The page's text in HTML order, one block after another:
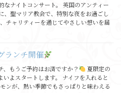
ナイトコンサート。 英国のアンティー
、聖マリア教会で、特別な夜をお過ごし
チャリティーを通じてやさしい想いを届
ランチ開催
、もうご予約はお済ですか？
夏限定の
いよスタートします。 ナイフを入れると
ンが、熱い季節でもさっぱりと味わえる